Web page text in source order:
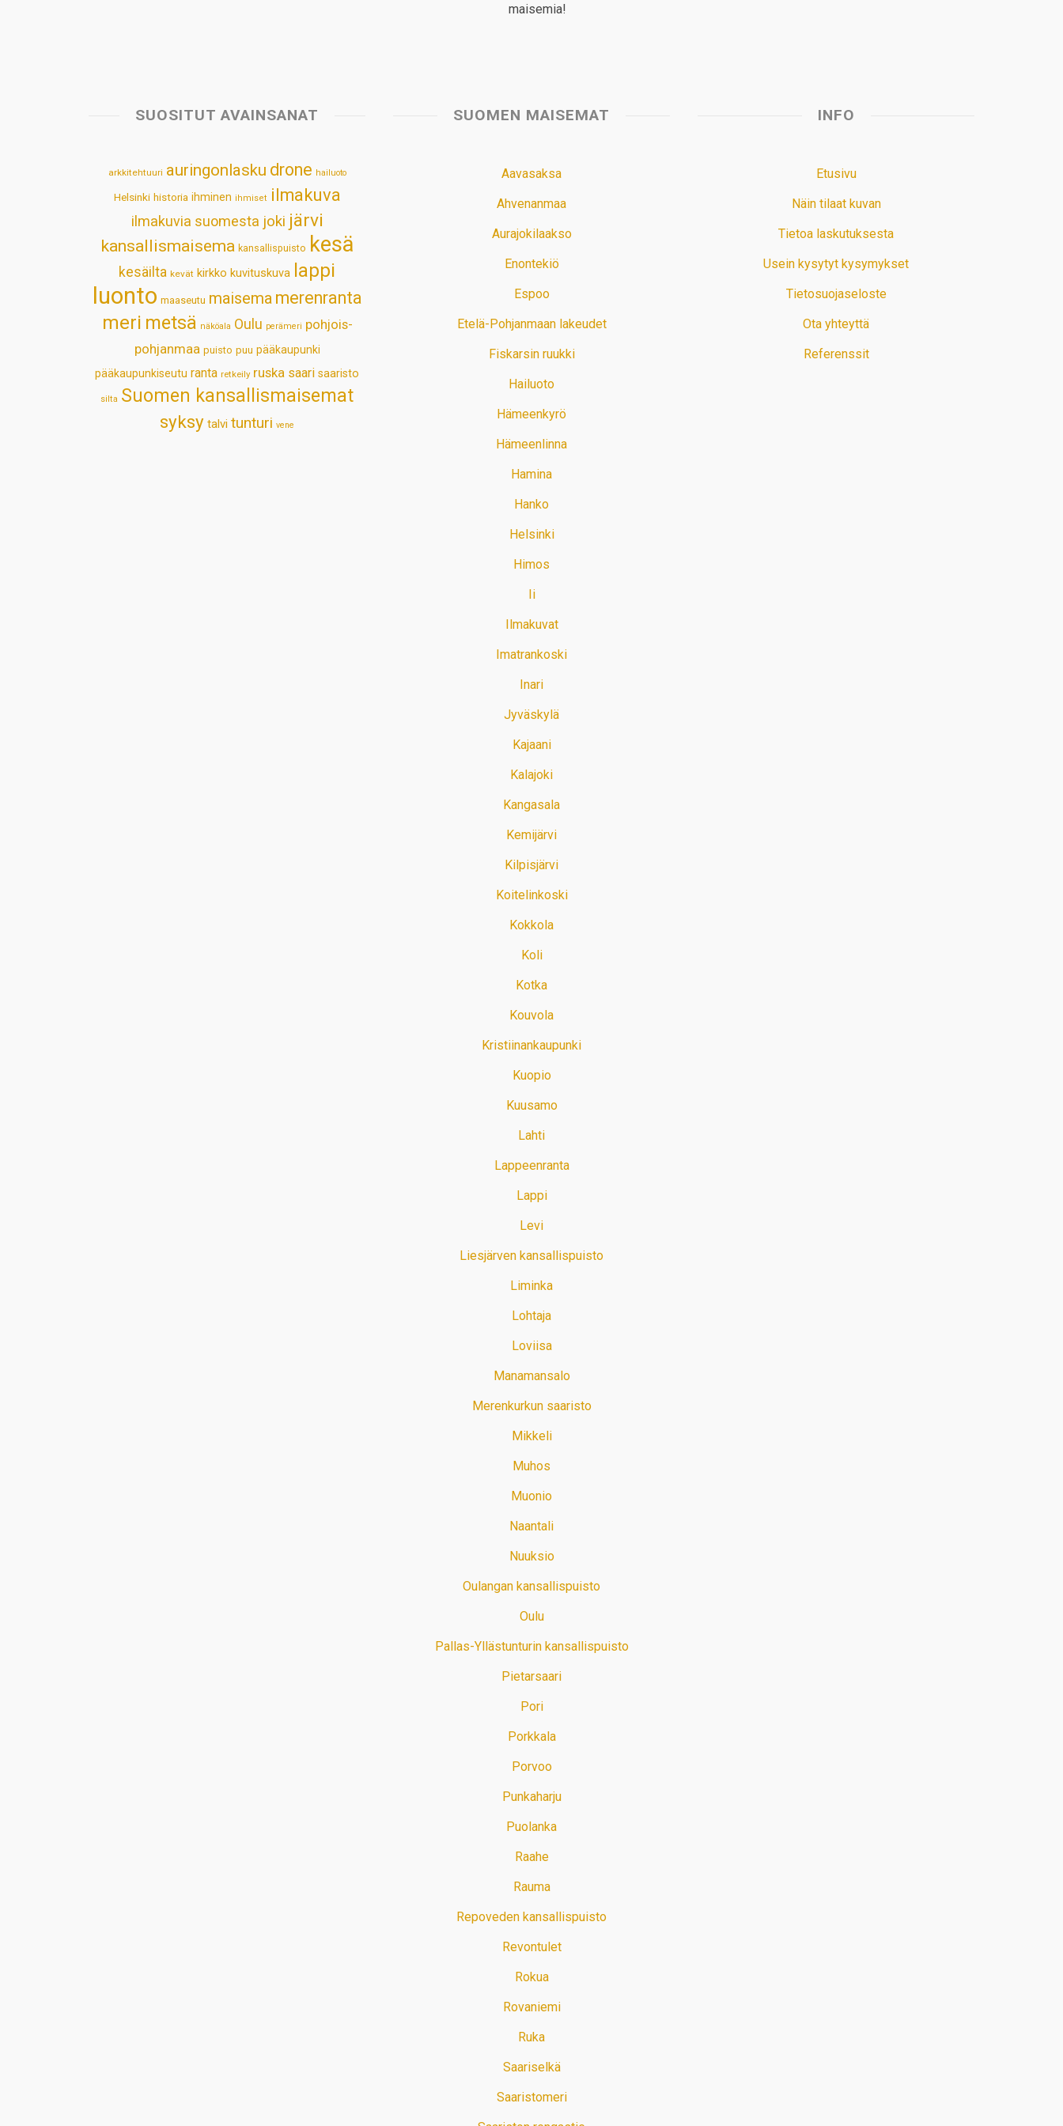
maisemia!
SUOSITUT AVAINSANAT
arkkitehtuuri auringonlasku drone hailuoto
Helsinki historia ihminen ihmiset ilmakuva
ilmakuvia suomesta joki järvi
kansallismaisema kansallispuisto kesä
kesäilta kevät kirkko kuvituskuva lappi
luonto maaseutu maisema merenranta
meri metsä näköala Oulu perämeri pohjois-
pohjanmaa puisto puu pääkaupunki
pääkaupunkiseutu ranta retkeily ruska saari saaristo
silta Suomen kansallismaisemat
syksy talvi tunturi vene
SUOMEN MAISEMAT
Aavasaksa
Ahvenanmaa
Aurajokilaakso
Enontekiö
Espoo
Etelä-Pohjanmaan lakeudet
Fiskarsin ruukki
Hailuoto
Hämeenkyrö
Hämeenlinna
Hamina
Hanko
Helsinki
Himos
Ii
Ilmakuvat
Imatrankoski
Inari
Jyväskylä
Kajaani
Kalajoki
Kangasala
Kemijärvi
Kilpisjärvi
Koitelinkoski
Kokkola
Koli
Kotka
Kouvola
Kristiinankaupunki
Kuopio
Kuusamo
Lahti
Lappeenranta
Lappi
Levi
Liesjärven kansallispuisto
Liminka
Lohtaja
Loviisa
Manamansalo
Merenkurkun saaristo
Mikkeli
Muhos
Muonio
Naantali
Nuuksio
Oulangan kansallispuisto
Oulu
Pallas-Yllästunturin kansallispuisto
Pietarsaari
Pori
Porkkala
Porvoo
Punkaharju
Puolanka
Raahe
Rauma
Repoveden kansallispuisto
Revontulet
Rokua
Rovaniemi
Ruka
Saariselkä
Saaristomeri
INFO
Etusivu
Näin tilaat kuvan
Tietoa laskutuksesta
Usein kysytyt kysymykset
Tietosuojaseloste
Ota yhteyttä
Referenssit